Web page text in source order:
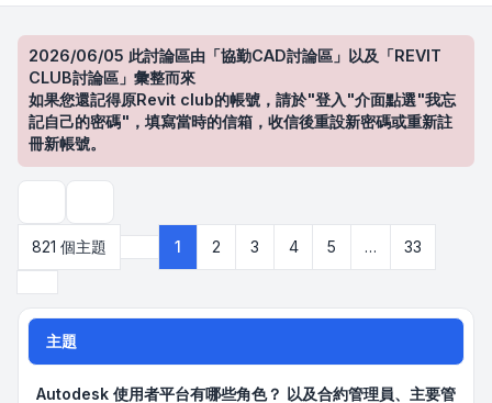
2026/06/05 此討論區由「協勤CAD討論區」以及「REVIT
CLUB討論區」彙整而來
如果您還記得原Revit club的帳號，請於"登入"介面點選"我忘
記自己的密碼"，填寫當時的信箱，收信後重設新密碼或重新註
冊新帳號。
821 個主題
第1 頁 (共 33 頁)
1 2 3 4 5 …
33
主題
Autodesk 使用者平台有哪些角色？ 以及合約管理員、主要管